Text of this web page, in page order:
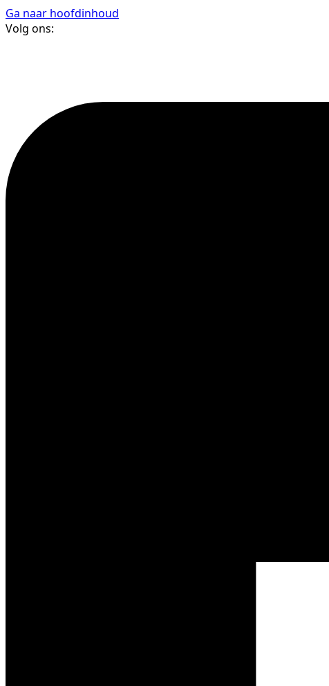
Ga naar hoofdinhoud
Volg ons: